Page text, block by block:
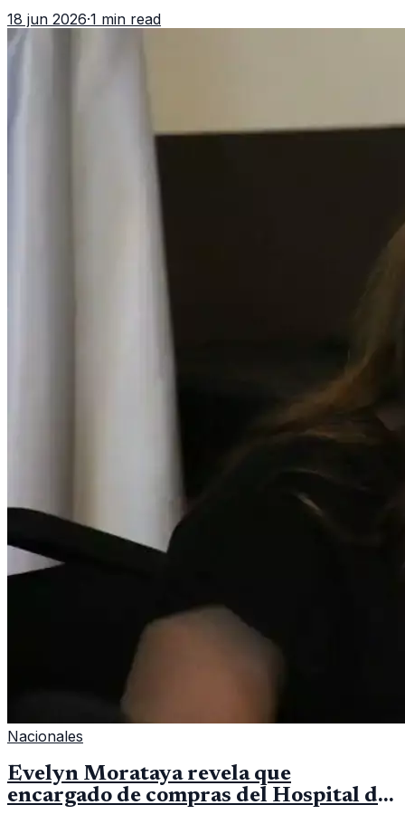
18 jun 2026·1 min read
Nacionales
Evelyn Morataya revela que
encargado de compras del Hospital de